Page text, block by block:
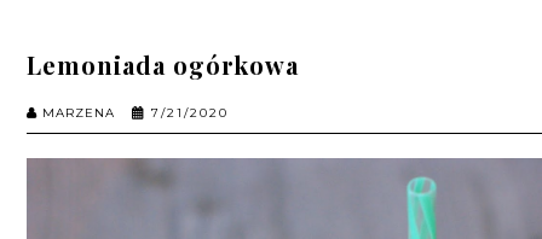
Lemoniada ogórkowa
MARZENA 7/21/2020